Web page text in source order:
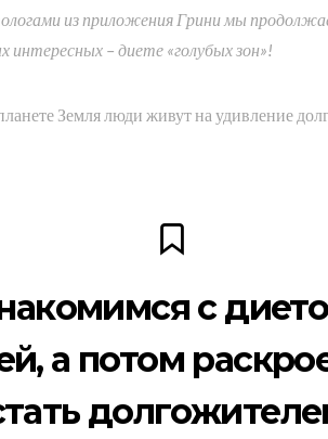
из приложения Грини мы
интересных – диете «голубых зон»!
Земля люди живут на удивление
с
а потом